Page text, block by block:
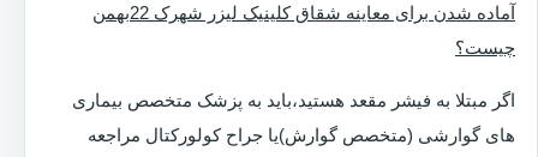
آماده شدن برای معاینه شقاق کلینیک لیزر شهرک 22بهمن
چیست؟
اگر مبتلا به فیشر مقعد هستید،باید به پزشک متخصص بیماری
های گوارشی (متخصص گوارش)یا جراح کولورکتال مراجعه